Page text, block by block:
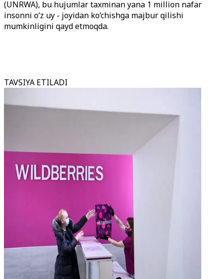
(UNRWA), bu hujumlar taxminan yana 1 million nafar
insonni o‘z uy - joyidan ko‘chishga majbur qilishi
mumkinligini qayd etmoqda.
TAVSIYA ETILADI